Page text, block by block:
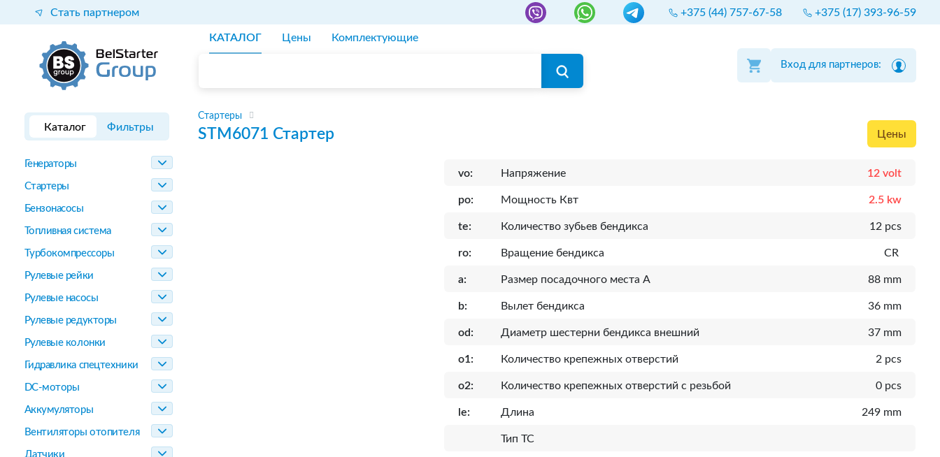
Стать партнером +375 (44) 757-67-58 +375 (17) 393-96-59
КАТАЛОГ Цены Комплектующие
Вход для партнеров:
Каталог Фильтры
Генераторы
Стартеры
Бензонасосы
Топливная система
Турбокомпрессоры
Рулевые рейки
Рулевые насосы
Рулевые редукторы
Рулевые колонки
Гидравлика спецтехники
DC-моторы
Аккумуляторы
Вентиляторы отопителя
Датчики
Стартеры
STM6071 Стартер Цены
vo: Напряжение 12 volt
po: Мощность Квт 2.5 kw
te: Количество зубьев бендикса 12 pcs
ro: Вращение бендикса CR
a: Размер посадочного места A 88 mm
b: Вылет бендикса 36 mm
od: Диаметр шестерни бендикса внешний 37 mm
o1: Количество крепежных отверстий 2 pcs
o2: Количество крепежных отверстий с резьбой 0 pcs
le: Длина 249 mm
Тип ТС